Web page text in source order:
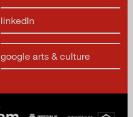
linkedIn
google arts & culture